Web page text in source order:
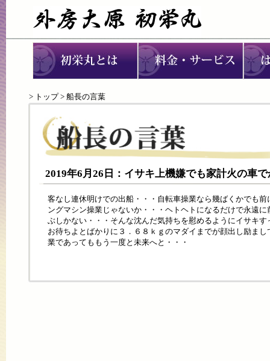
> トップ> 船長の言葉
2019年6月26日：イサキ上機嫌でも家計火の車
客なし連休明けでの出船・・・自転車操業なら幾ばくかでも
ングマシン操業じゃないか・・・ヘトヘトになるだけで永遠
ぶしかない・・・そんな沈んだ気持ちを慰めるようにイサキ
お待ちよとばかりに３．６８ｋｇのマダイまでが顔出し励ま
業であってももう一度と未来へと・・・